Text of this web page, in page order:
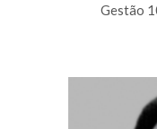
Gestão